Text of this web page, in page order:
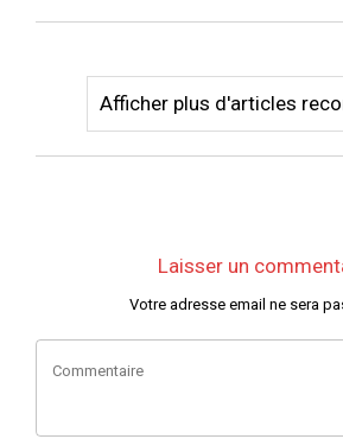
Afficher plus d'articles
Laisser un
Votre adresse email ne sera
Commentaire